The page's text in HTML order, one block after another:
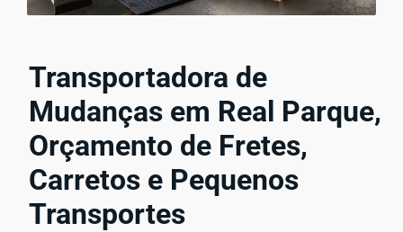
Transportadora de
Mudanças em Real Parque,
Orçamento de Fretes,
Carretos e Pequenos
Transportes